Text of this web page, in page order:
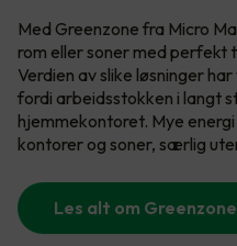
Med Greenzone fra Micro
rom eller soner med
Verdien av slike løsninger
fordi arbeidsstokken i langt
hjemmekontoret. Mye
kontorer og soner, særlig
Les alt om Greenzone